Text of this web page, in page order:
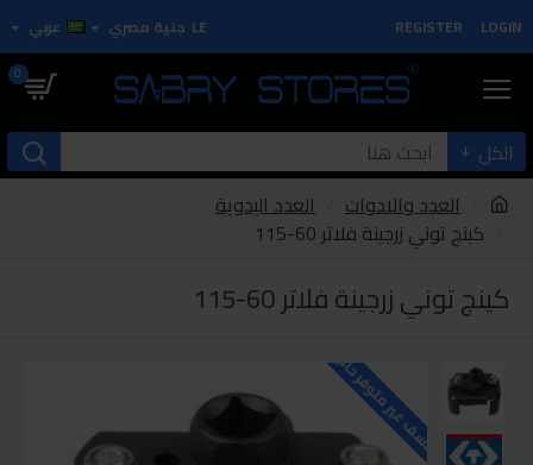
LOGIN
REGISTER
LE جنية مصري عربي
0
الكل
العدد والادوات
العدد اليدوية
كينج توني زرجينة فلاتر 60-115
كينج توني زرجينة فلاتر 60-115
للاسف غير متوفر حاليا